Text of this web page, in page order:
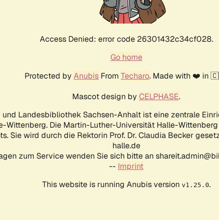
Access Denied: error code 26301432c34cf028.
Go home
Protected by Anubis From Techaro. Made with ❤️ in
Mascot design by CELPHASE.
und Landesbibliothek Sachsen-Anhalt ist eine zentrale
Wittenberg. Die Martin-Luther-Universität Halle-
Sie wird durch die Rektorin Prof. Dr. Claudia Becker
halle.de
zum Service wenden Sie sich bitte an
-- Imprint
This website is running Anubis version v1.25.0.